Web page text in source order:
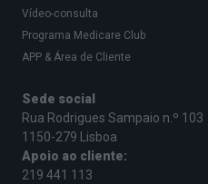
Vídeo-consulta
Programa Medicare Club
APP & Área de Cliente
Sede social
Rua Rodrigues Sampaio n.º 103
1150-279 Lisboa
Apoio ao cliente:
219 441 113